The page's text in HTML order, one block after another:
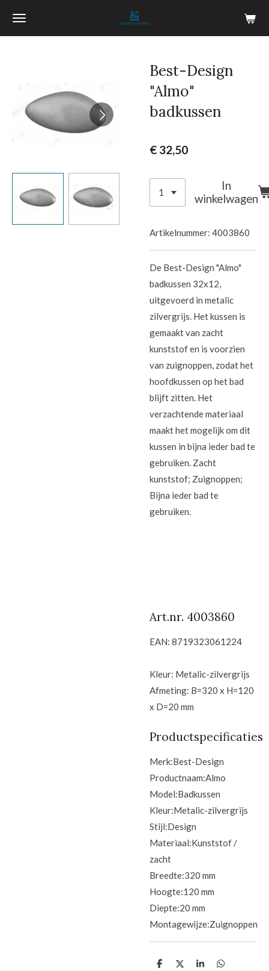
Ga
Best-Design
"Almo"
badkussen
€ 32,50
In
winkelwagen
Artikelnummer: 4003860
De Best-Design "Almo"
badkussen 32x12,
uitgevoerd in metalic
zilvergrijs. Het kussen is
gemaakt van zacht
kunststof en is voorzien
van zuignoppen, zodat het
hoofdkussen op het bad
blijft zitten. Het
verzachtende materiaal
maakt het mogelijk om dit
kussen in bijna ieder bad te
gebruiken. Zacht
kunststof; Zuignoppen;
Bijna ieder bad te
gebruiken.
Art.nr. 4003860
EAN: 8719323061224
Kleur: Metalic-zilvergrijs
Afmeting: B=320 x H=120
x D=20 mm
Productspecificaties
Merk:Best-Design
Productnaam:Almo
Model:Badkussen
Kleur:Metalic-zilvergrijs
Stijl:Design
Materiaal:Kunststof /
zacht
Breedte:320 mm
Hoogte:120 mm
Diepte:20 mm
Montagewijze:Zuignoppen
D
D
S
D